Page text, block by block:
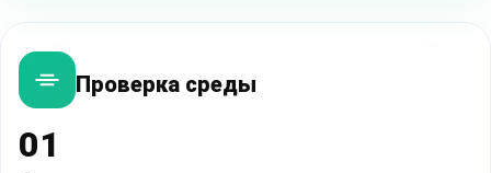
Проверка среды
01